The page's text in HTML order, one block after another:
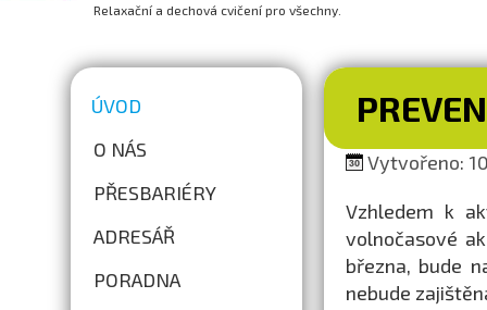
Relaxační a dechová cvičení pro všechny.
ÚVOD
O NÁS
PŘESBARIÉRY
ADRESÁŘ
PORADNA
Vytvořeno:
Vzhledem k
volnočasové
března, bude
nebude